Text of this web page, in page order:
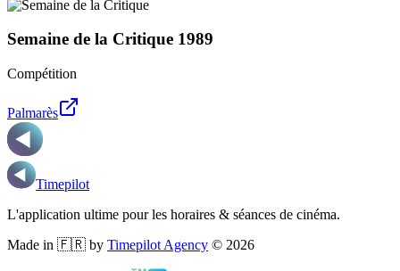
Semaine de la Critique 1989
Compétition
Palmarès
Timepilot
L'application ultime pour les horaires & séances de cinéma.
Made in 🇫🇷 by Timepilot Agency © 2026